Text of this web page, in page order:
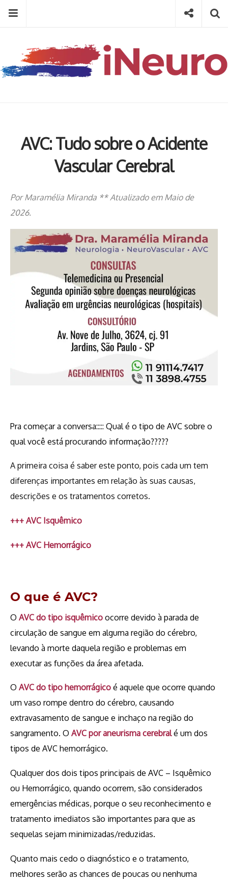
content
Menu
then
press
Type your search keyword, and press enter to search
Social
AVC: Tudo sobre o Acidente
Vascular Cerebral
Por Maramélia Miranda ** Atualizado em Maio de
2026.
Pra começar a conversa::::: Qual é o tipo de AVC sobre o
qual você está procurando informação?????
A primeira coisa é saber este ponto, pois cada um tem
diferenças importantes em relação às suas causas,
descrições e os tratamentos corretos.
+++ AVC Isquêmico
+++ AVC Hemorrágico
O que é AVC?
O AVC do tipo isquêmico ocorre devido à parada de
circulação de sangue em alguma região do cérebro,
levando à morte daquela região e problemas em
executar as funções da área afetada.
O AVC do tipo hemorrágico é aquele que ocorre quando
um vaso rompe dentro do cérebro, causando
extravasamento de sangue e inchaço na região do
sangramento. O AVC por aneurisma cerebralé um dos
tipos de AVC hemorrágico.
Qualquer dos dois tipos principais de AVC – Isquêmico
ou Hemorrágico, quando ocorrem, são considerados
emergências médicas, porque o seu reconhecimento e
tratamento imediatos são importantes para que as
sequelas sejam minimizadas/reduzidas.
Quanto mais cedo o diagnóstico e o tratamento,
melhores serão as chances de poucas ou nenhuma